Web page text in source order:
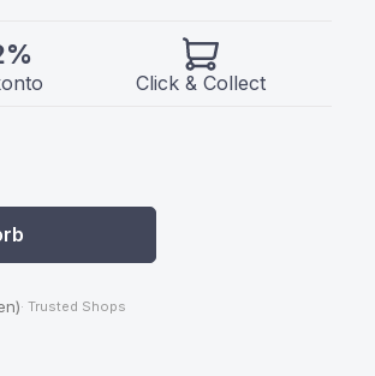
Click & Collect
den gewünschten Wert
· Trusted Shops